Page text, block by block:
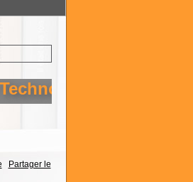
Setif 1
Partager le